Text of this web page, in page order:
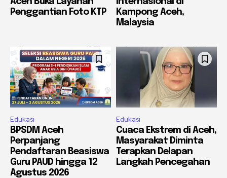
Penggantian Foto KTP
Kampong Aceh,
Malaysia
Edukasi
BPSDM Aceh
Perpanjang
Pendaftaran Beasiswa
Guru PAUD hingga 12
Agustus 2026
Edukasi
Cuaca Ekstrem di Aceh,
Masyarakat Diminta
Terapkan Delapan
Langkah Pencegahan